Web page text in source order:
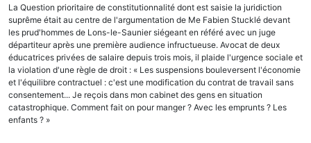
La Question prioritaire de constitutionnalité dont est saisie la juridiction
suprême était au centre de l'argumentation de Me Fabien Stucklé devant
les prud'hommes de Lons-le-Saunier siégeant en référé avec un juge
départiteur après une première audience infructueuse. Avocat de deux
éducatrices privées de salaire depuis trois mois, il plaide l'urgence sociale et
la violation d'une règle de droit : « Les suspensions bouleversent l'économie
et l'équilibre contractuel : c'est une modification du contrat de travail sans
consentement... Je reçois dans mon cabinet des gens en situation
catastrophique. Comment fait on pour manger ? Avec les emprunts ? Les
enfants ? »